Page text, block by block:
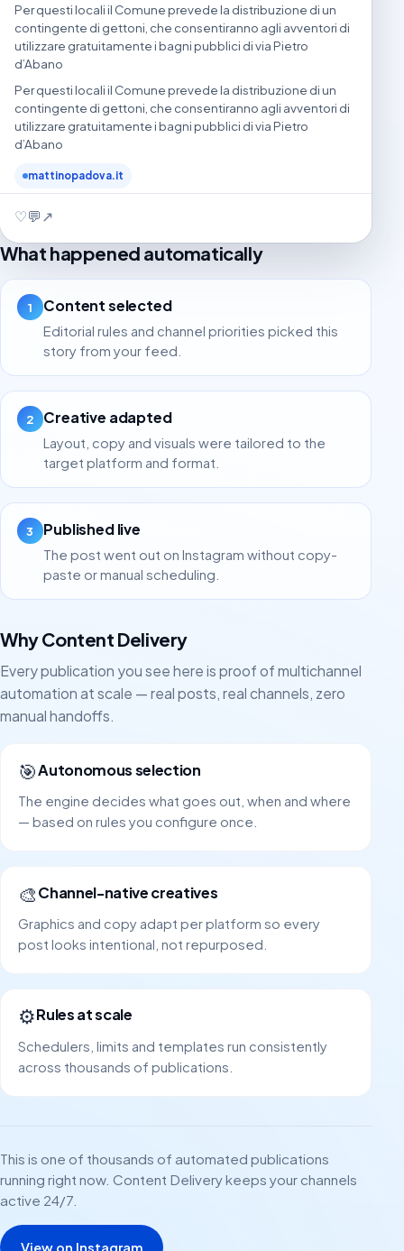
Per questi locali il Comune prevede la distribuzione di un
contingente di gettoni, che consentiranno agli avventori di
utilizzare gratuitamente i bagni pubblici di via Pietro
d’Abano
Per questi locali il Comune prevede la distribuzione di un
contingente di gettoni, che consentiranno agli avventori di
utilizzare gratuitamente i bagni pubblici di via Pietro
d’Abano
mattinopadova.it
♡💬↗
What happened automatically
1 Content selected
Editorial rules and channel priorities picked this
story from your feed.
2 Creative adapted
Layout, copy and visuals were tailored to the
target platform and format.
3 Published live
The post went out on Instagram without copy-
paste or manual scheduling.
Why Content Delivery
Every publication you see here is proof of multichannel
automation at scale — real posts, real channels, zero
manual handoffs.
🎯Autonomous selection
The engine decides what goes out, when and where
— based on rules you configure once.
🎨Channel-native creatives
Graphics and copy adapt per platform so every
post looks intentional, not repurposed.
⚙️Rules at scale
Schedulers, limits and templates run consistently
across thousands of publications.
This is one of thousands of automated publications
running right now. Content Delivery keeps your channels
active 24/7.
View on Instagram